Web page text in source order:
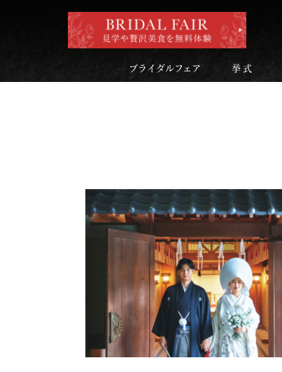
ブライダルフェア 挙 式